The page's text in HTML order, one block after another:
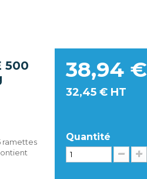
500
ramettes
38,94 €
32,45 € HT
Quantité